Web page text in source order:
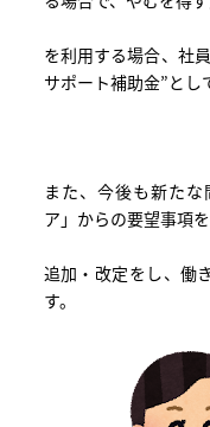
を利用する場合、社
サポート補助金”と
また、今後も新た
ア」からの要望事項
追加・改定をし、働
す。